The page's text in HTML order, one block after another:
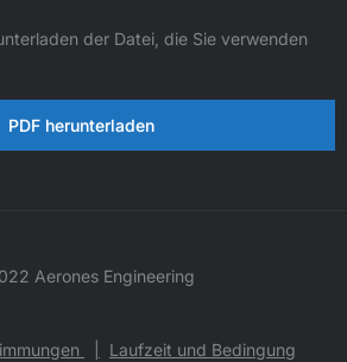
der Datei, die Sie verwenden
PDF herunterladen
Aerones Engineering
Laufzeit und Bedingung